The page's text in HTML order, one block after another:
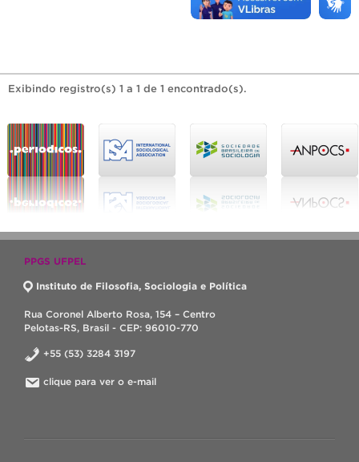
Exibindo registro(s) 1 a 1 de 1 encontrado(s).
PPGS UFPEL
Instituto de Filosofia, Sociologia e Política
Rua Coronel Alberto Rosa, 154 – Centro
Pelotas-RS, Brasil - CEP: 96010-770
+55 (53) 3284 3197
clique para ver o e-mail